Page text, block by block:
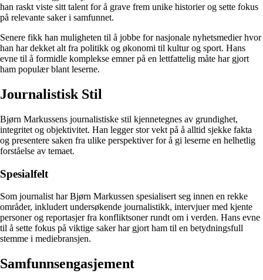
han raskt viste sitt talent for å grave frem unike historier og sette fokus
på relevante saker i samfunnet.
Senere fikk han muligheten til å jobbe for nasjonale nyhetsmedier hvor
han har dekket alt fra politikk og økonomi til kultur og sport. Hans
evne til å formidle komplekse emner på en lettfattelig måte har gjort
ham populær blant leserne.
Journalistisk Stil
Bjørn Markussens journalistiske stil kjennetegnes av grundighet,
integritet og objektivitet. Han legger stor vekt på å alltid sjekke fakta
og presentere saken fra ulike perspektiver for å gi leserne en helhetlig
forståelse av temaet.
Spesialfelt
Som journalist har Bjørn Markussen spesialisert seg innen en rekke
områder, inkludert undersøkende journalistikk, intervjuer med kjente
personer og reportasjer fra konfliktsoner rundt om i verden. Hans evne
til å sette fokus på viktige saker har gjort ham til en betydningsfull
stemme i mediebransjen.
Samfunnsengasjement